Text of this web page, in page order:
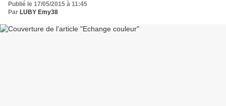
Publié le 17/05/2015 à 11:45
Par LUBY Emy38